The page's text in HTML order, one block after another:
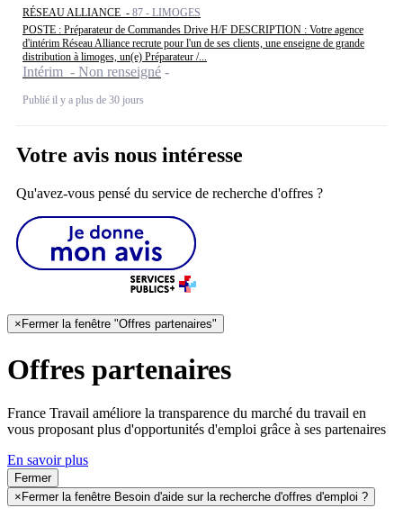
RÉSEAU ALLIANCE - 87 - LIMOGES
POSTE : Préparateur de Commandes Drive H/F DESCRIPTION : Votre agence
d'intérim Réseau Alliance recrute pour l'un de ses clients, une enseigne de grande
distribution à limoges, un(e) Préparateur /...
Intérim - Non renseigné
Publié il y a plus de 30 jours
Votre avis nous intéresse
Qu'avez-vous pensé du service de recherche d'offres ?
× Fermer la fenêtre "Offres partenaires"
Offres partenaires
France Travail améliore la transparence du marché du travail en
vous proposant plus d'opportunités d'emploi grâce à ses partenaires
En savoir plus
Fermer
× Fermer la fenêtre Besoin d'aide sur la recherche d'offres d'emploi ?